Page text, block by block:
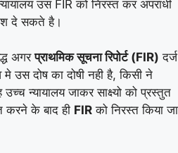
उस FIR को निरस्त कर अपराधी
दे सकते है।
अगरप्राथमिक सूचना रिपोर्ट (FIR) दर्ज
मे उस दोष का दोषी नही है, किसी ने
न्यायालय जाकर साक्ष्यो को प्रस्तुत
करने के बाद ही FIR को निरस्त किया जा